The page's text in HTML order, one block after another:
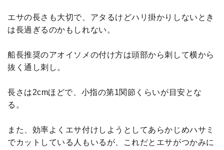
エサの長さも大切で、アタるけどハリ掛かりしないとき
は長過ぎるのかもしれない。
船長推奨のアオイソメの付け方は頭部から刺して横から
抜く通し刺し。
長さは2cmほどで、小指の第1関節くらいが目安とな
る。
また、効率よくエサ付けしようとしてあらかじめハサミ
でカットしている人もいるが、これだとエサがつかみに